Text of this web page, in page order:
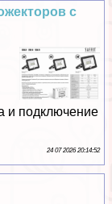
с
и подключение
24 07 2026 20:14:52